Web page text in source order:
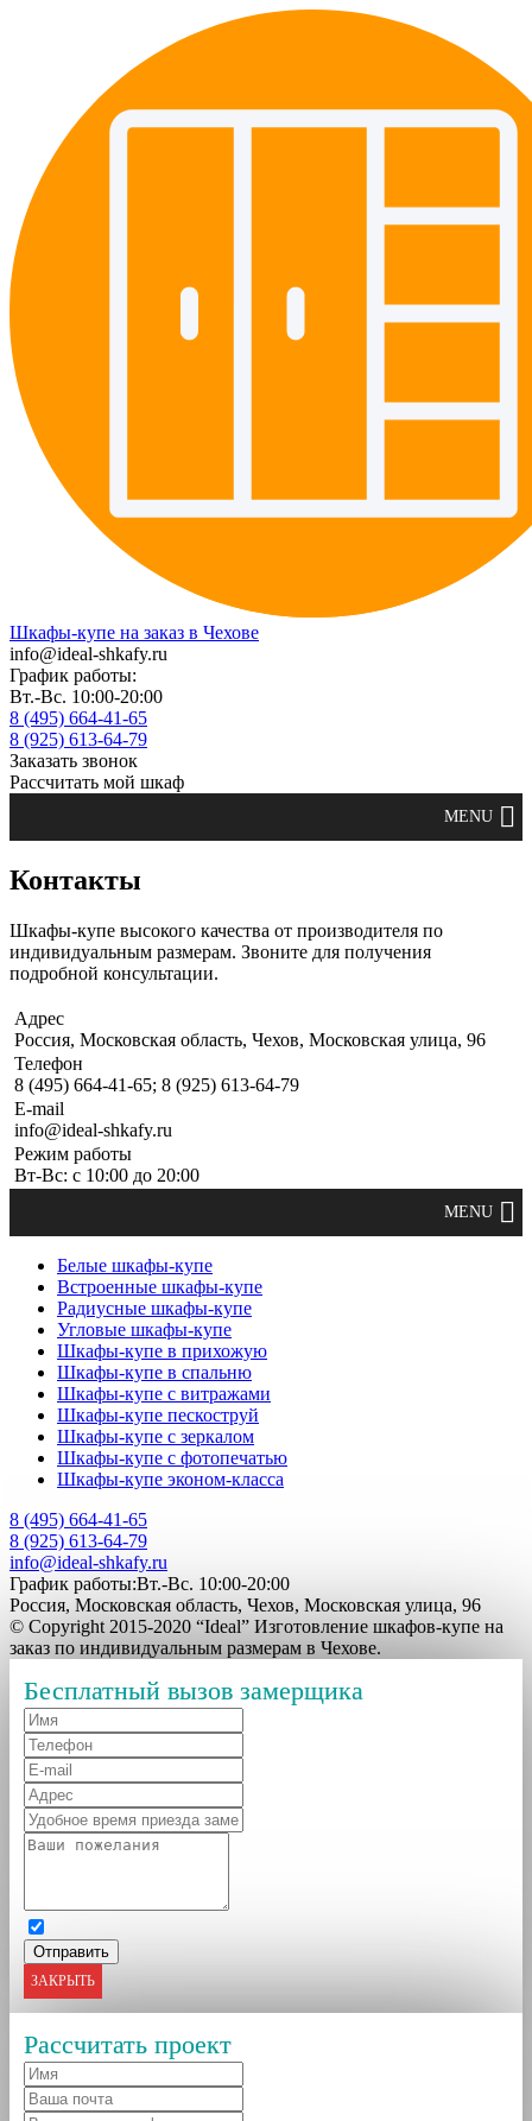
Шкафы-купе на заказ в Чехове
info@ideal-shkafy.ru
График работы:
Вт.-Вс. 10:00-20:00
8 (495) 664-41-65
8 (925) 613-64-79
Заказать звонок
Рассчитать мой шкаф
Контакты
Шкафы-купе высокого качества от производителя по
индивидуальным размерам. Звоните для получения
подробной консультации.
Адрес
Россия, Московская область, Чехов, Московская улица, 96
Телефон
8 (495) 664-41-65; 8 (925) 613-64-79
E-mail
info@ideal-shkafy.ru
Режим работы
Вт-Вс: с 10:00 до 20:00
Белые шкафы-купе
Встроенные шкафы-купе
Радиусные шкафы-купе
Угловые шкафы-купе
Шкафы-купе в прихожую
Шкафы-купе в спальню
Шкафы-купе с витражами
Шкафы-купе пескоструй
Шкафы-купе с зеркалом
Шкафы-купе с фотопечатью
Шкафы-купе эконом-класса
8 (495) 664-41-65
8 (925) 613-64-79
info@ideal-shkafy.ru
График работы:Вт.-Вс. 10:00-20:00
Россия, Московская область, Чехов, Московская улица, 96
© Copyright 2015-2020 “Ideal” Изготовление шкафов-купе на
заказ по индивидуальным размерам в Чехове.
Бесплатный вызов замерщика
ЗАКРЫТЬ
Рассчитать проект